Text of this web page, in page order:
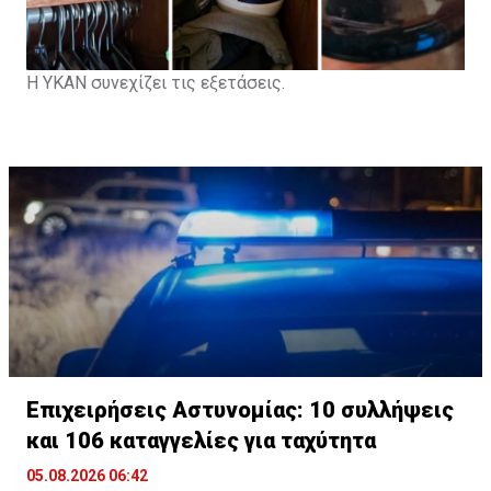
Η ΥΚΑΝ συνεχίζει τις εξετάσεις.
Επιχειρήσεις Αστυνομίας: 10 συλλήψεις
και 106 καταγγελίες για ταχύτητα
05.08.2026 06:42